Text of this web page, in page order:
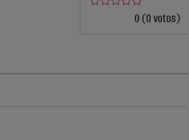
0 (0 votos)